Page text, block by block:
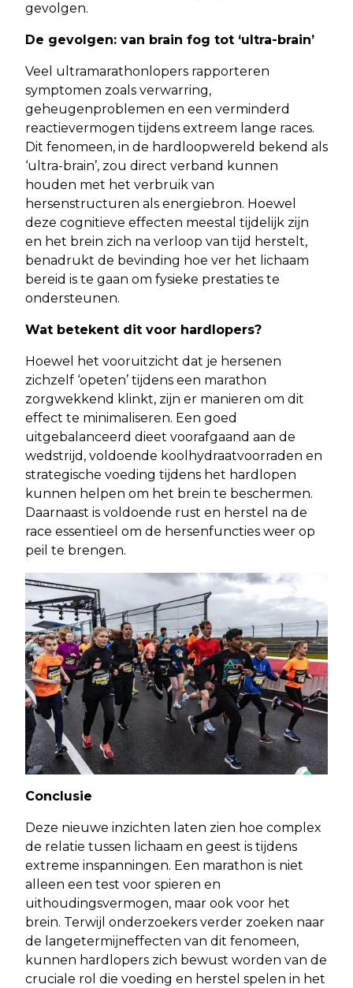
gevolgen.
De gevolgen: van brain fog tot ‘ultra-brain’
Veel ultramarathonlopers rapporteren
symptomen zoals verwarring,
geheugenproblemen en een verminderd
reactievermogen tijdens extreem lange races.
Dit fenomeen, in de hardloopwereld bekend als
‘ultra-brain’, zou direct verband kunnen
houden met het verbruik van
hersenstructuren als energiebron. Hoewel
deze cognitieve effecten meestal tijdelijk zijn
en het brein zich na verloop van tijd herstelt,
benadrukt de bevinding hoe ver het lichaam
bereid is te gaan om fysieke prestaties te
ondersteunen.
Wat betekent dit voor hardlopers?
Hoewel het vooruitzicht dat je hersenen
zichzelf ‘opeten’ tijdens een marathon
zorgwekkend klinkt, zijn er manieren om dit
effect te minimaliseren. Een goed
uitgebalanceerd dieet voorafgaand aan de
wedstrijd, voldoende koolhydraatvoorraden en
strategische voeding tijdens het hardlopen
kunnen helpen om het brein te beschermen.
Daarnaast is voldoende rust en herstel na de
race essentieel om de hersenfuncties weer op
peil te brengen.
Conclusie
Deze nieuwe inzichten laten zien hoe complex
de relatie tussen lichaam en geest is tijdens
extreme inspanningen. Een marathon is niet
alleen een test voor spieren en
uithoudingsvermogen, maar ook voor het
brein. Terwijl onderzoekers verder zoeken naar
de langetermijneffecten van dit fenomeen,
kunnen hardlopers zich bewust worden van de
cruciale rol die voeding en herstel spelen in het